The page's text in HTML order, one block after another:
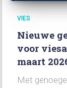
VIES
Nieuwe
voor
maart
Met